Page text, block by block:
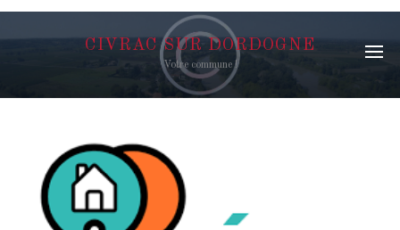
CIVRAC SUR DORDOGNE
Votre commune !